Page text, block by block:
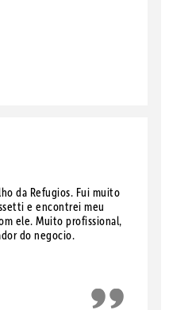
da Refugios. Fui muito
e encontrei meu
ele. Muito profissional,
do negocio.